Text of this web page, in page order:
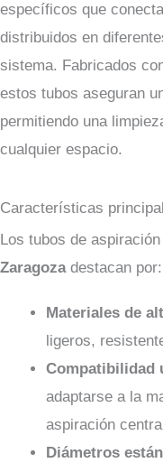
específicos que
distribuidos en
sistema. Fabricados
estos tubos aseguran
permitiendo una
cualquier espacio.
Características
Los tubos de
Zaragozadestacan por:
Materiales de
ligeros,
Compatibilidad
adaptarse a la
aspiración
Diámetros